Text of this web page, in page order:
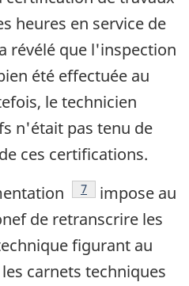
heures en service de
révélé que l'inspection
été effectuée au
le technicien
n'était pas tenu de
ces certifications.
Note de bas de
7
impose au
de retranscrire les
figurant au
carnets techniques